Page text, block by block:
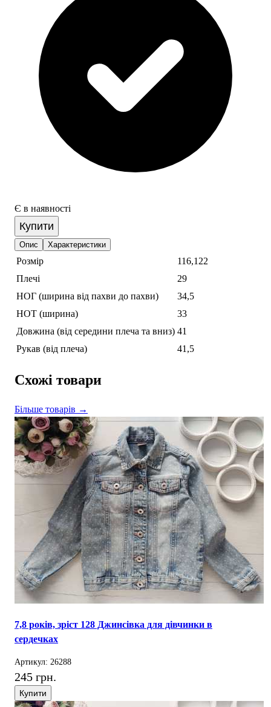
Є в наявності
Купити
Опис Характеристики
Розмір
116,122
Плечі
29
НОГ (ширина від пахви до пахви)
34,5
НОТ (ширина)
33
Довжина (від середини плеча та вниз) 41
Рукав (від плеча)
41,5
Схожі товари
Більше товарів →
7,8 років, зріст 128 Джинсівка для дівчинки в
сердечках
Артикул: 26288
245 грн.
Купити